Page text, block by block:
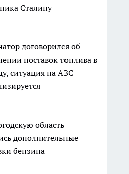
Сталину
договорился об
поставок топлива в
ситуация на АЗС
область
дополнительные
бензина